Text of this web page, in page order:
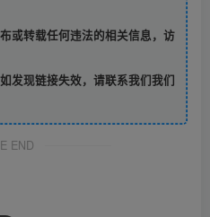
或转载任何违法的相关信息，访
发现链接失效，请联系我们我们
END